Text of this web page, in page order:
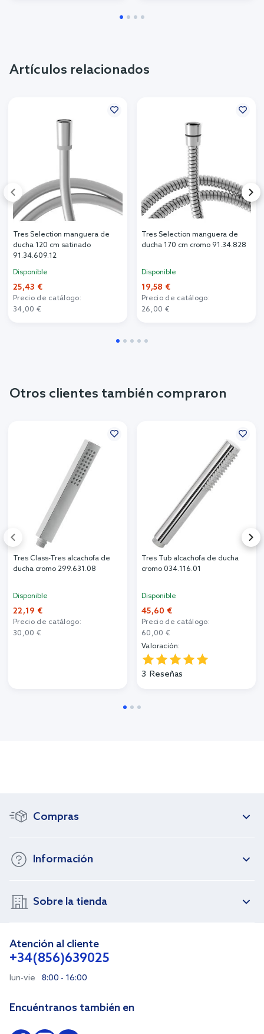
Artículos relacionados
Tres Selection manguera de
ducha 120 cm satinado
91.34.609.12
Disponible
25,43 €
Precio de catálogo:
34,00 €
Tres Selection manguera de
ducha 170 cm cromo 91.34.828
Disponible
19,58 €
Precio de catálogo:
26,00 €
Otros clientes también compraron
Tres Class-Tres alcachofa de
ducha cromo 299.631.08
Disponible
22,19 €
Precio de catálogo:
30,00 €
Tres Tub alcachofa de ducha
cromo 034.116.01
Disponible
45,60 €
Precio de catálogo:
60,00 €
Valoración:
3 Reseñas
Compras
Información
Sobre la tienda
Atención al cliente
+34(856)639025
lun-vie 8:00 - 16:00
Encuéntranos también en